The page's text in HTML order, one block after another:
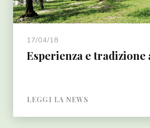
17/04/18
Esperienza e tradizione
LEGGI LA NEWS